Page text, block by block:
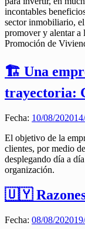
incontables
sector inmobiliario,
promover y alentar a
Promoción de
🏗️ Una
trayectoria:
Fecha: 10/08/2020
El objetivo de la
clientes, por medio
desplegando día a
organización.
🇺🇾
Fecha: 08/08/2020